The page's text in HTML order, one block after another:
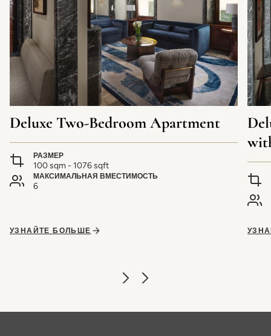
Deluxe Two-Bedroom Apartment
РАЗМЕР
100 sqm - 1076 sqft
МАКСИМАЛЬНАЯ ВМЕСТИМОСТЬ
6
УЗНАЙТЕ БОЛЬШЕ